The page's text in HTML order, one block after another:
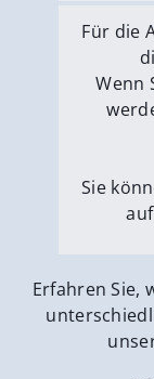
Für die
Wenn
Sie
Erfahren Sie,